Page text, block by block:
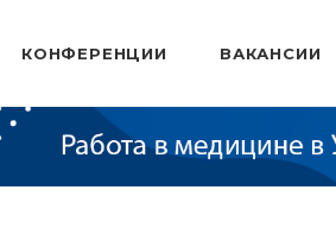
КОНФЕРЕНЦИИ ВАКАНСИИ